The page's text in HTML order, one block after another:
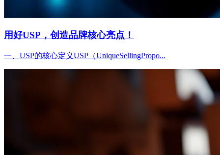
用好USP，创造品牌核心亮点！
一、USP的核心定义USP（UniqueSellingPropo...